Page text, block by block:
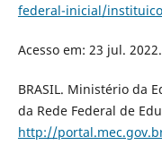
federal-inicial/
Acesso em: 23 jul. 2022.
BRASIL. Ministério da
da Rede Federal de
http://